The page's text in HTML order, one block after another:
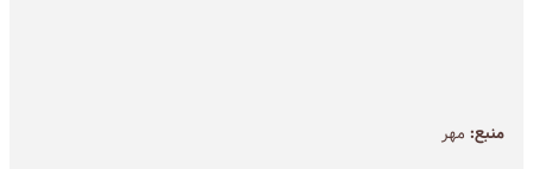
منبع: مهر